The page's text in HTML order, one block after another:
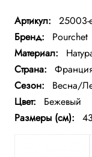
Артикул:
25003-
Бренд:
Pourchet
Материал:
Страна:
Сезон:
Весна/
Цвет:
Бежевый
Размеры (см):